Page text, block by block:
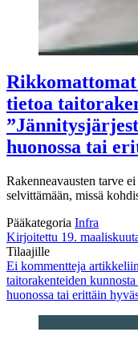
tietoa
huonossa tai
Rakenneavausten tarve
selvittämään, missä
Pääkategoria Infra
Kirjoitettu 19.
Tilaajille
Ei kommentteja
taitorakenteiden
huonossa tai erittäin